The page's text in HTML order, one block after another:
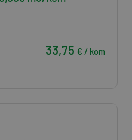
33,75 € / kom